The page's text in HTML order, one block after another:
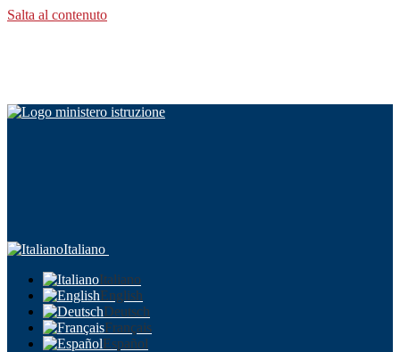
Salta al contenuto
Italiano
Italiano
English
Deutsch
Français
Español